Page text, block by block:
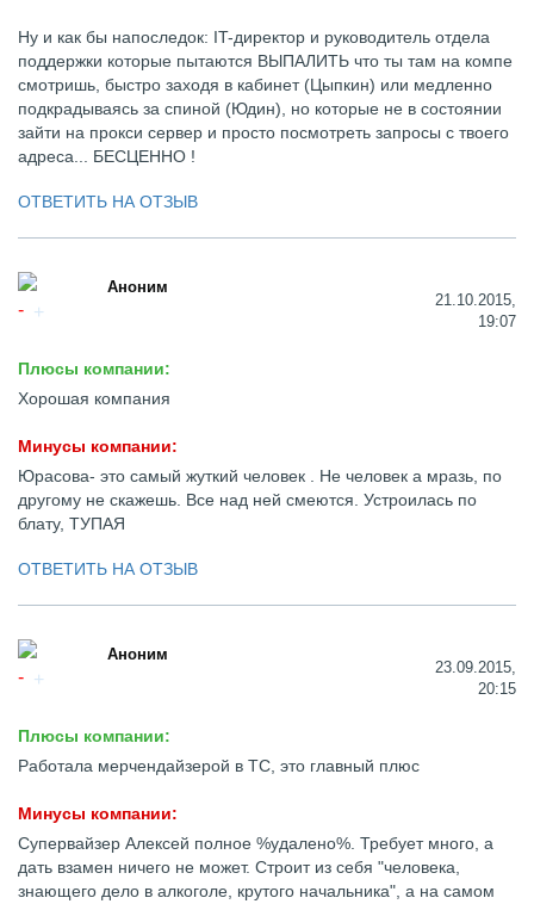
Ну и как бы напоследок: IT-директор и руководитель отдела
поддержки которые пытаются ВЫПАЛИТЬ что ты там на компе
смотришь, быстро заходя в кабинет (Цыпкин) или медленно
подкрадываясь за спиной (Юдин), но которые не в состоянии
зайти на прокси сервер и просто посмотреть запросы с твоего
адреса... БЕСЦЕННО !
ОТВЕТИТЬ НА ОТЗЫВ
Аноним
21.10.2015,
19:07
Плюсы компании:
Хорошая компания
Минусы компании:
Юрасова- это самый жуткий человек . Не человек а мразь, по
другому не скажешь. Все над ней смеются. Устроилась по
блату, ТУПАЯ
ОТВЕТИТЬ НА ОТЗЫВ
Аноним
23.09.2015,
20:15
Плюсы компании:
Работала мерчендайзерой в ТС, это главный плюс
Минусы компании:
Супервайзер Алексей полное %удалено%. Требует много, а
дать взамен ничего не может. Строит из себя "человека,
знающего дело в алкоголе, крутого начальника", а на самом